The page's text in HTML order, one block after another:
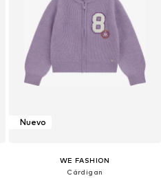
Nuevo
WE FASHION
Cárdigan